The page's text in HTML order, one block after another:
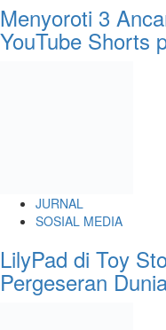
Menyoroti 3
YouTube Shorts
JURNAL
SOSIAL MEDIA
LilyPad di Toy
Pergeseran